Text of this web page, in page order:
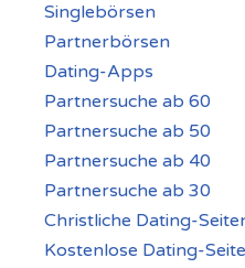
Singlebörsen
Partnerbörsen
Dating-Apps
Partnersuche ab 60
Partnersuche ab 50
Partnersuche ab 40
Partnersuche ab 30
Christliche Dating-
Kostenlose Dating-